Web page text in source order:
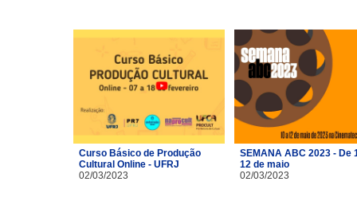
Curso Básico de Produção
Cultural Online - UFRJ
02/03/2023
SEMANA ABC 2023 - De
12 de maio
02/03/2023